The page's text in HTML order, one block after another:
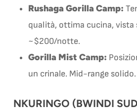
Rushaga Gorilla Camp:
qualità, ottima cucina, vista
~$200/notte.
Gorilla Mist Camp:
un crinale. Mid-range
NKURINGO (BWINDI